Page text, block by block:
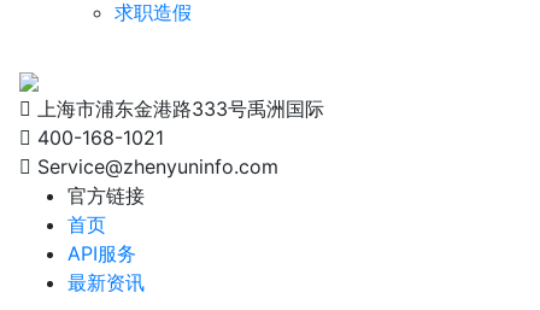
求职造假
上海市浦东金港路333号禹洲国际
400-168-1021
Service@zhenyuninfo.com
官方链接
首页
API服务
最新资讯